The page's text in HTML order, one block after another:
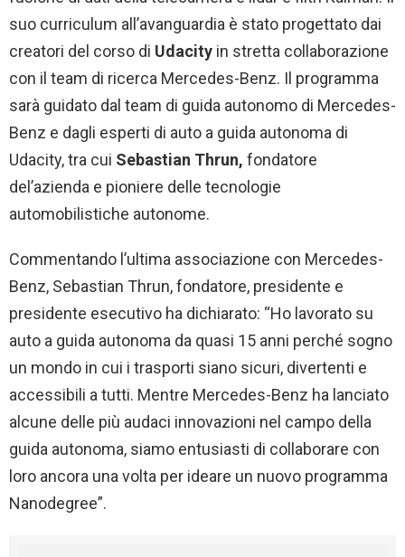
suo curriculum all’avanguardia è stato progettato dai
creatori del corso di Udacity in stretta collaborazione
con il team di ricerca Mercedes-Benz. Il programma
sarà guidato dal team di guida autonomo di Mercedes-
Benz e dagli esperti di auto a guida autonoma di
Udacity, tra cui Sebastian Thrun, fondatore
del’azienda e pioniere delle tecnologie
automobilistiche autonome.
Commentando l’ultima associazione con Mercedes-
Benz, Sebastian Thrun, fondatore, presidente e
presidente esecutivo ha dichiarato: “Ho lavorato su
auto a guida autonoma da quasi 15 anni perché sogno
un mondo in cui i trasporti siano sicuri, divertenti e
accessibili a tutti. Mentre Mercedes-Benz ha lanciato
alcune delle più audaci innovazioni nel campo della
guida autonoma, siamo entusiasti di collaborare con
loro ancora una volta per ideare un nuovo programma
Nanodegree”.